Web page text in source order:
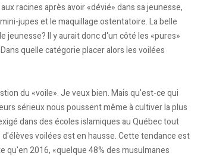
racines après avoir «dévié» dans sa jeunesse,
jupes et le maquillage ostentatoire. La belle
Il y aurait donc d'un côté les «pures»
quelle catégorie placer alors les voilées
du «voile». Je veux bien. Mais qu'est-ce qui
sérieux nous poussent même à cultiver la plus
dans des écoles islamiques au Québec tout
voilées est en hausse. Cette tendance est
qu'en 2016, «quelque 48% des musulmanes